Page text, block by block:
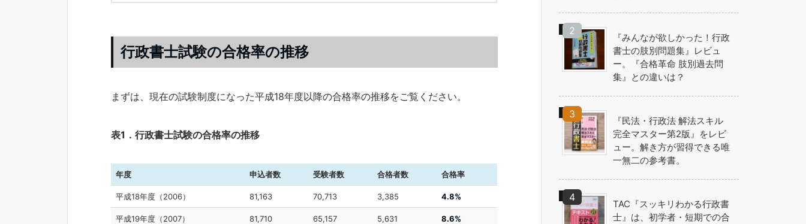
行政書士試験の合格率の推移
まずは、現在の試験制度になった平成18年度以降の合格率の推移をご覧ください。
表1．行政書士試験の合格率の推移
年度 申込者数 受験者数 合格者数 合格率
平成18年度（2006） 81,163 70,713 3,385 4.8%
平成19年度（2007） 81,710 65,157 5,631 8.6%
『みんなが欲しかった！行政
書士の肢別問題集』レビュ
ー。『合格革命 肢別過去問
集』との違いは？
『民法・行政法 解法スキル
完全マスター第2版』をレビ
ュー。解き方が習得できる唯
一無二の参考書。
TAC『スッキリわかる行政書
士』は、初学者・短期での合